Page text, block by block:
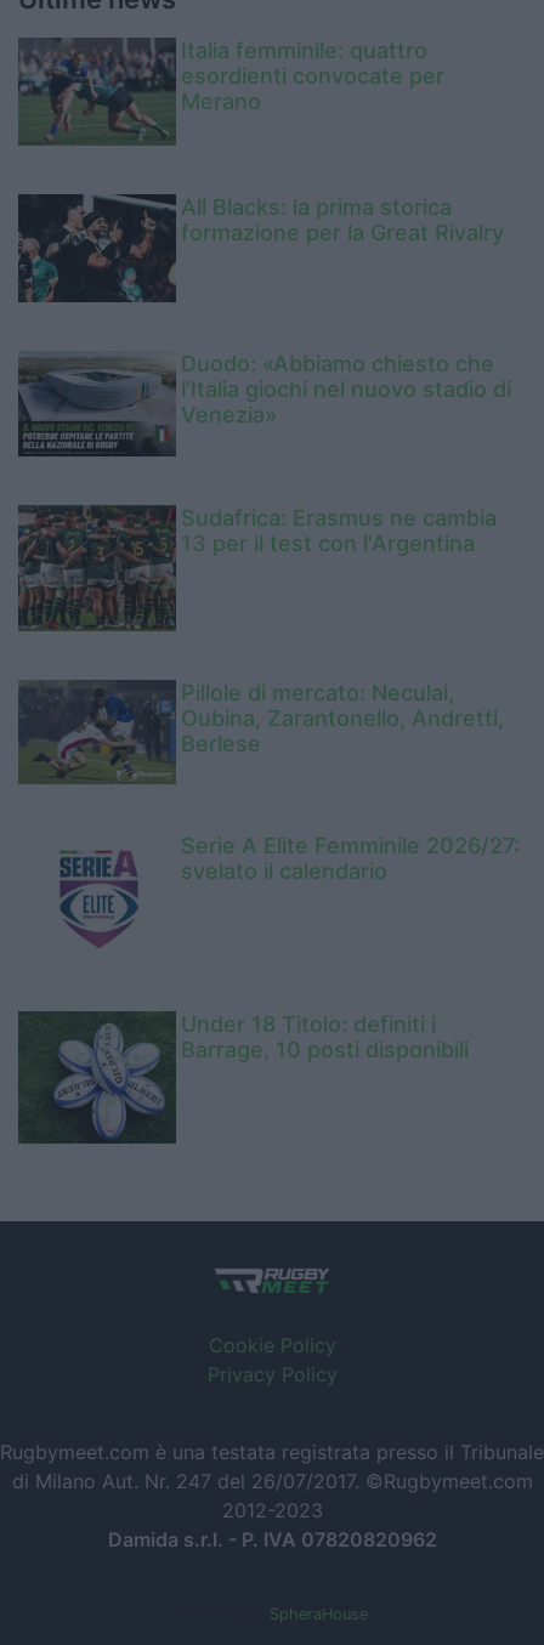
Italia femminile: quattro
esordienti convocate per
Merano
All Blacks: la prima storica
formazione per la Great Rivalry
Duodo: «Abbiamo chiesto che
l’Italia giochi nel nuovo stadio di
Venezia»
Sudafrica: Erasmus ne cambia
13 per il test con l'Argentina
Pillole di mercato: Neculai,
Oubina, Zarantonello, Andretti,
Berlese
Serie A Elite Femminile 2026/27:
svelato il calendario
Under 18 Titolo: definiti i
Barrage, 10 posti disponibili
Cookie Policy
Privacy Policy
Rugbymeet.com è una testata registrata presso il Tribunale
di Milano Aut. Nr. 247 del 26/07/2017. ©Rugbymeet.com
2012-2023
Damida s.r.l. - P. IVA 07820820962
SpheraHouse